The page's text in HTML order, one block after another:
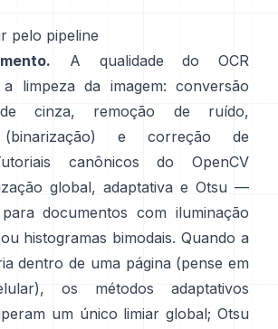
pelo pipeline
A qualidade do OCR
limpeza da imagem: conversão
cinza, remoção de ruído,
e correção de
canônicos do OpenCV
global, adaptativa e Otsu —
documentos com iluminação
histogramas bimodais. Quando a
dentro de uma página (pense em
os métodos adaptativos
um único limiar global; Otsu